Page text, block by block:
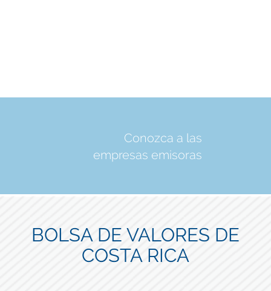
Conozca a las
empresas emisoras
BOLSA DE VALORES DE
COSTA RICA